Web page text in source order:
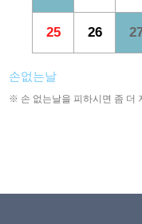
25 26
손없는날
※ 손 없는날을 피하시면 좀 더